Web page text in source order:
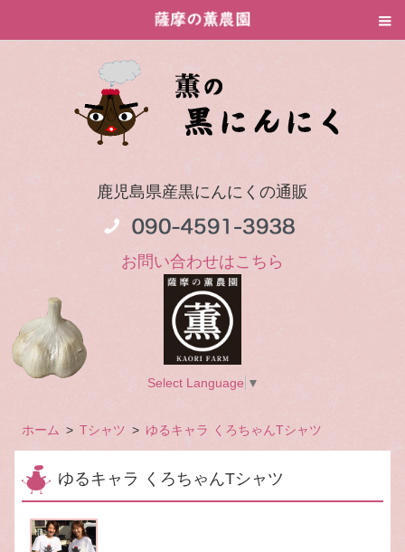
鹿児島県産黒にんにくの通販
お問い合わせはこちら
Select Language ▼
ホーム Tシャツ ゆるキャラ くろちゃんTシャツ
ゆるキャラ くろちゃんTシャツ